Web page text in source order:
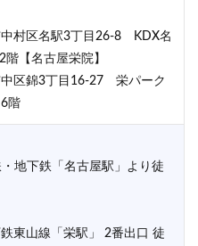
中村区名駅3丁目26-8 KDX名
【名古屋栄院】
中区錦3丁目16-27 栄パーク
階
地下鉄「名古屋駅」より徒
東山線「栄駅」 2番出口 徒